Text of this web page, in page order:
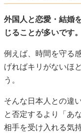
外国人と恋愛・結婚
じることが多いです。
例えば、時間を守る
げればキリがないほ
う。
そんな日本人との違
と否定するより「あ
相手を受け入れる気